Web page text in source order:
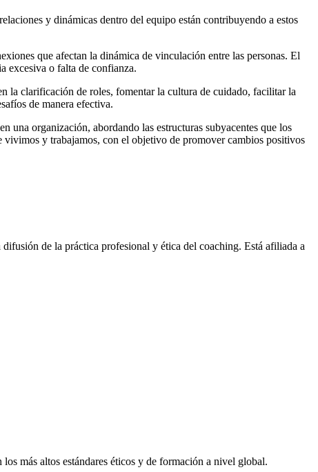
y dinámicas dentro del equipo están contribuyendo a estos
que afectan la dinámica de vinculación entre las personas. El
excesiva o falta de confianza.
la clarificación de roles, fomentar la cultura de cuidado, facilitar la
de manera efectiva.
una organización, abordando las estructuras subyacentes que los
y trabajamos, con el objetivo de promover cambios positivos
de la práctica profesional y ética del coaching. Está afiliada a
más altos estándares éticos y de formación a nivel global.